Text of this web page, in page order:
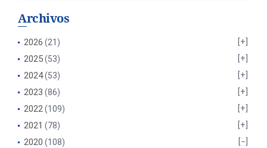
Archivos
2026 (21)
2025(53)
2024(53)
2023 (86)
2022(109)
2021 (78)
2020 (108)